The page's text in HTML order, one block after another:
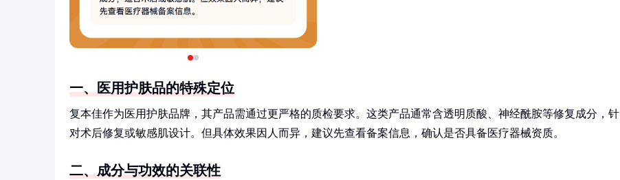
一、医用护肤品的特殊定位
复本佳作为医用护肤品牌，其产品需通过更严格的质检要求。这类产品通常含透明质酸、神经酰胺等修复成分，针
对术后修复或敏感肌设计。但具体效果因人而异，建议先查看备案信息，确认是否具备医疗器械资质。
二、成分与功效的关联性